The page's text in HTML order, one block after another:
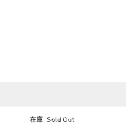
在庫 Sold Out